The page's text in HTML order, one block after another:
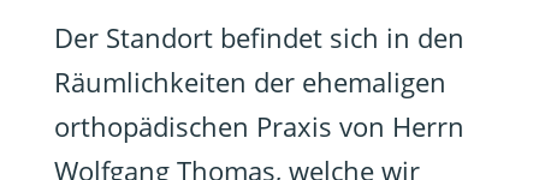
Der Standort befindet sich in den
Räumlichkeiten der ehemaligen
orthopädischen Praxis von Herrn
Wolfgang Thomas, welche wir